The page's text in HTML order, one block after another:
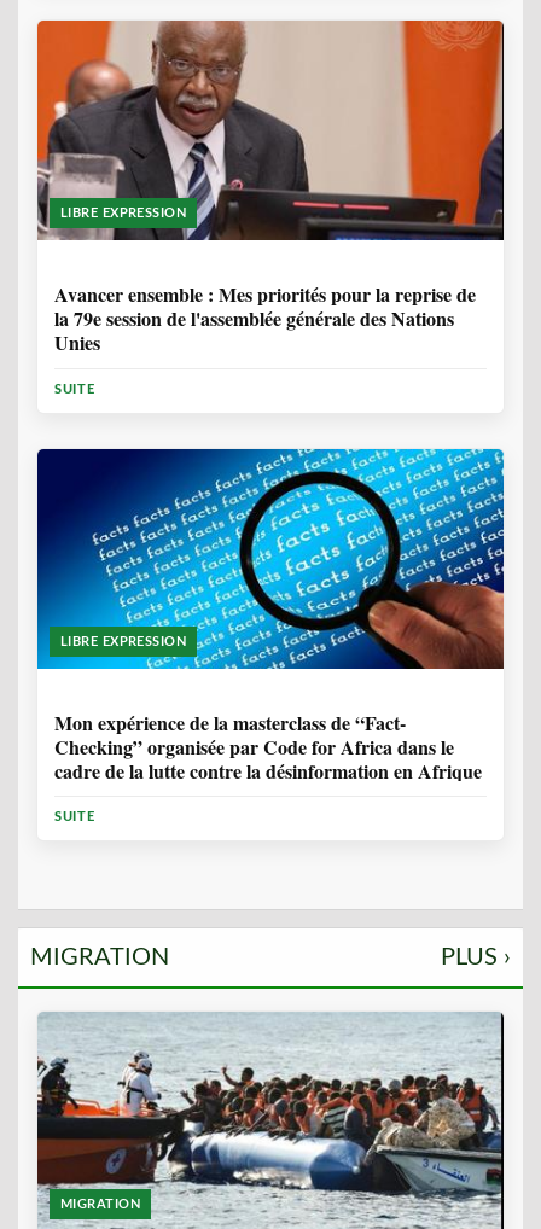
LIBRE EXPRESSION
Avancer ensemble : Mes priorités pour la reprise de
la 79e session de l'assemblée générale des Nations
Unies
SUITE
LIBRE EXPRESSION
Mon expérience de la masterclass de “Fact-
Checking” organisée par Code for Africa dans le
cadre de la lutte contre la désinformation en Afrique
SUITE
MIGRATION PLUS ›
MIGRATION